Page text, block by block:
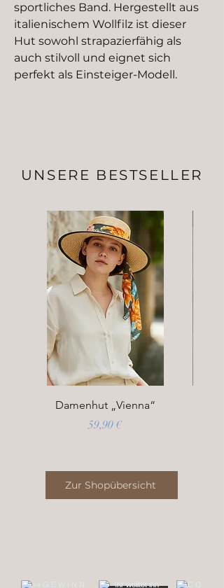
sportliches Band. Hergestellt aus
italienischem Wollfilz ist dieser
Hut sowohl strapazierfähig als
auch stilvoll und eignet sich
perfekt als Einsteiger-Modell.
UNSERE BESTSELLER
Damenhut „Vienna“
Preis
59,90 €
Zur Shopübersicht